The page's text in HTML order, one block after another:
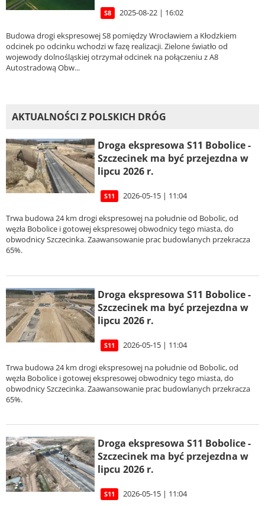
S8 2025-08-22 | 16:02
Budowa drogi ekspresowej S8 pomiędzy Wrocławiem a Kłodzkiem
odcinek po odcinku wchodzi w fazę realizacji. Zielone światło od
wojewody dolnośląskiej otrzymał odcinek na połączeniu z A8
Autostradową Obw...
AKTUALNOŚCI Z POLSKICH DRÓG
Droga ekspresowa S11 Bobolice -
Szczecinek ma być przejezdna w
lipcu 2026 r.
S11 2026-05-15 | 11:04
Trwa budowa 24 km drogi ekspresowej na południe od Bobolic, od
węzła Bobolice i gotowej ekspresowej obwodnicy tego miasta, do
obwodnicy Szczecinka. Zaawansowanie prac budowlanych przekracza
65%.
Droga ekspresowa S11 Bobolice -
Szczecinek ma być przejezdna w
lipcu 2026 r.
S11 2026-05-15 | 11:04
Trwa budowa 24 km drogi ekspresowej na południe od Bobolic, od
węzła Bobolice i gotowej ekspresowej obwodnicy tego miasta, do
obwodnicy Szczecinka. Zaawansowanie prac budowlanych przekracza
65%.
Droga ekspresowa S11 Bobolice -
Szczecinek ma być przejezdna w
lipcu 2026 r.
S11 2026-05-15 | 11:04